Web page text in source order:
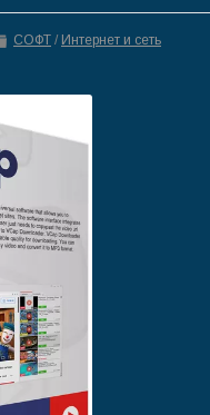
СОФТ / Интернет и сеть